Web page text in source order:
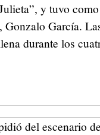
y tuvo
García.
durante los
del escenario